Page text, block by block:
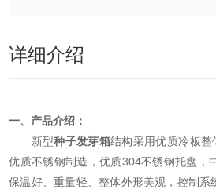
详细介绍
一、产品介绍：
新型种子发芽箱结构采用优质冷板
优质不锈钢制造，优质304不锈钢托盘，
保温好、重量轻、整体外形美观，控制系